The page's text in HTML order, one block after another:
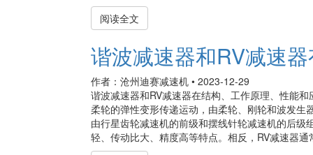
阅读全文
谐波减速器和RV减速
作者：沧州迪赛减速机 • 2023-12-29
谐波减速器和RV减速器在结构、工作原理、性能
柔轮的弹性变形传递运动，由柔轮、刚轮和波发
由行星齿轮减速机的前级和摆线针轮减速机的后
轻、传动比大、精度高等特点。相反，RV减速器